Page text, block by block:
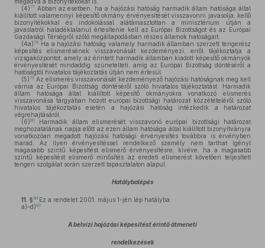
(4)77 Abban az esetben, ha a hajózási hatóság harmadik állam hatósága által
kiállított valamennyi képesítő okmány érvényesítését visszavonni javasolja, kellő
bizonyítékokkal és indokolással alátámasztottan a minisztérium útján a
javaslatról haladéktalanul értesítenie kell az Európai Bizottságot és az Európai
Gazdasági Térségről szóló megállapodásban részes államok hatóságait.
(4a)78 Ha a hajózási hatóság valamely harmadik államban szerzett tengerész
képesítés elismerésének visszavonását kezdeményezi, erről tájékoztatja a
vizsgaközpontot, amely az érintett harmadik államban kiadott képesítő okmányok
érvényesítését mindaddig szünetelteti, amíg az Európai Bizottság döntéséről a
hatóságtól hivatalos tájékoztatás útján nem értesül.
(5)79 Az elismerés visszavonását kezdeményező hajózási hatóságnak meg kell
várnia az Európai Bizottság döntéséről szóló hivatalos tájékoztatást. Harmadik
állam hatósága által kiállított képesítő okmányokra vonatkozó elismerés
visszavonása tárgyában hozott európai bizottsági határozat közzétételéről szóló
hivatalos tájékoztatás esetén a hajózási hatóság intézkedik a határozat
végrehajtásáról.
(6)80
Harmadik állam elismerését visszavonó európai bizottsági határozat
meghozatalának napja előtt az ezen állam hatósága által kiállított bizonyítványra
vonatkozóan megadott hajózási hatósági érvényesítés továbbra is érvényben
marad. Az ilyen érvényesítéssel rendelkező személy nem tarthat igényt
magasabb szintű képesítést elismerő érvényesítésre, kivéve, ha a magasabb
szintű képesítést elismerő minősítés az eredeti elismerést követően teljesített
tengeri szolgálat során szerzett tapasztalaton alapul.
Hatálybalépés
11. § 81 Ez a rendelet 2001. május 1-jén lép hatályba:
a)–d)82
A belvízi hajózási képesítést érintő átmeneti
rendelkezések